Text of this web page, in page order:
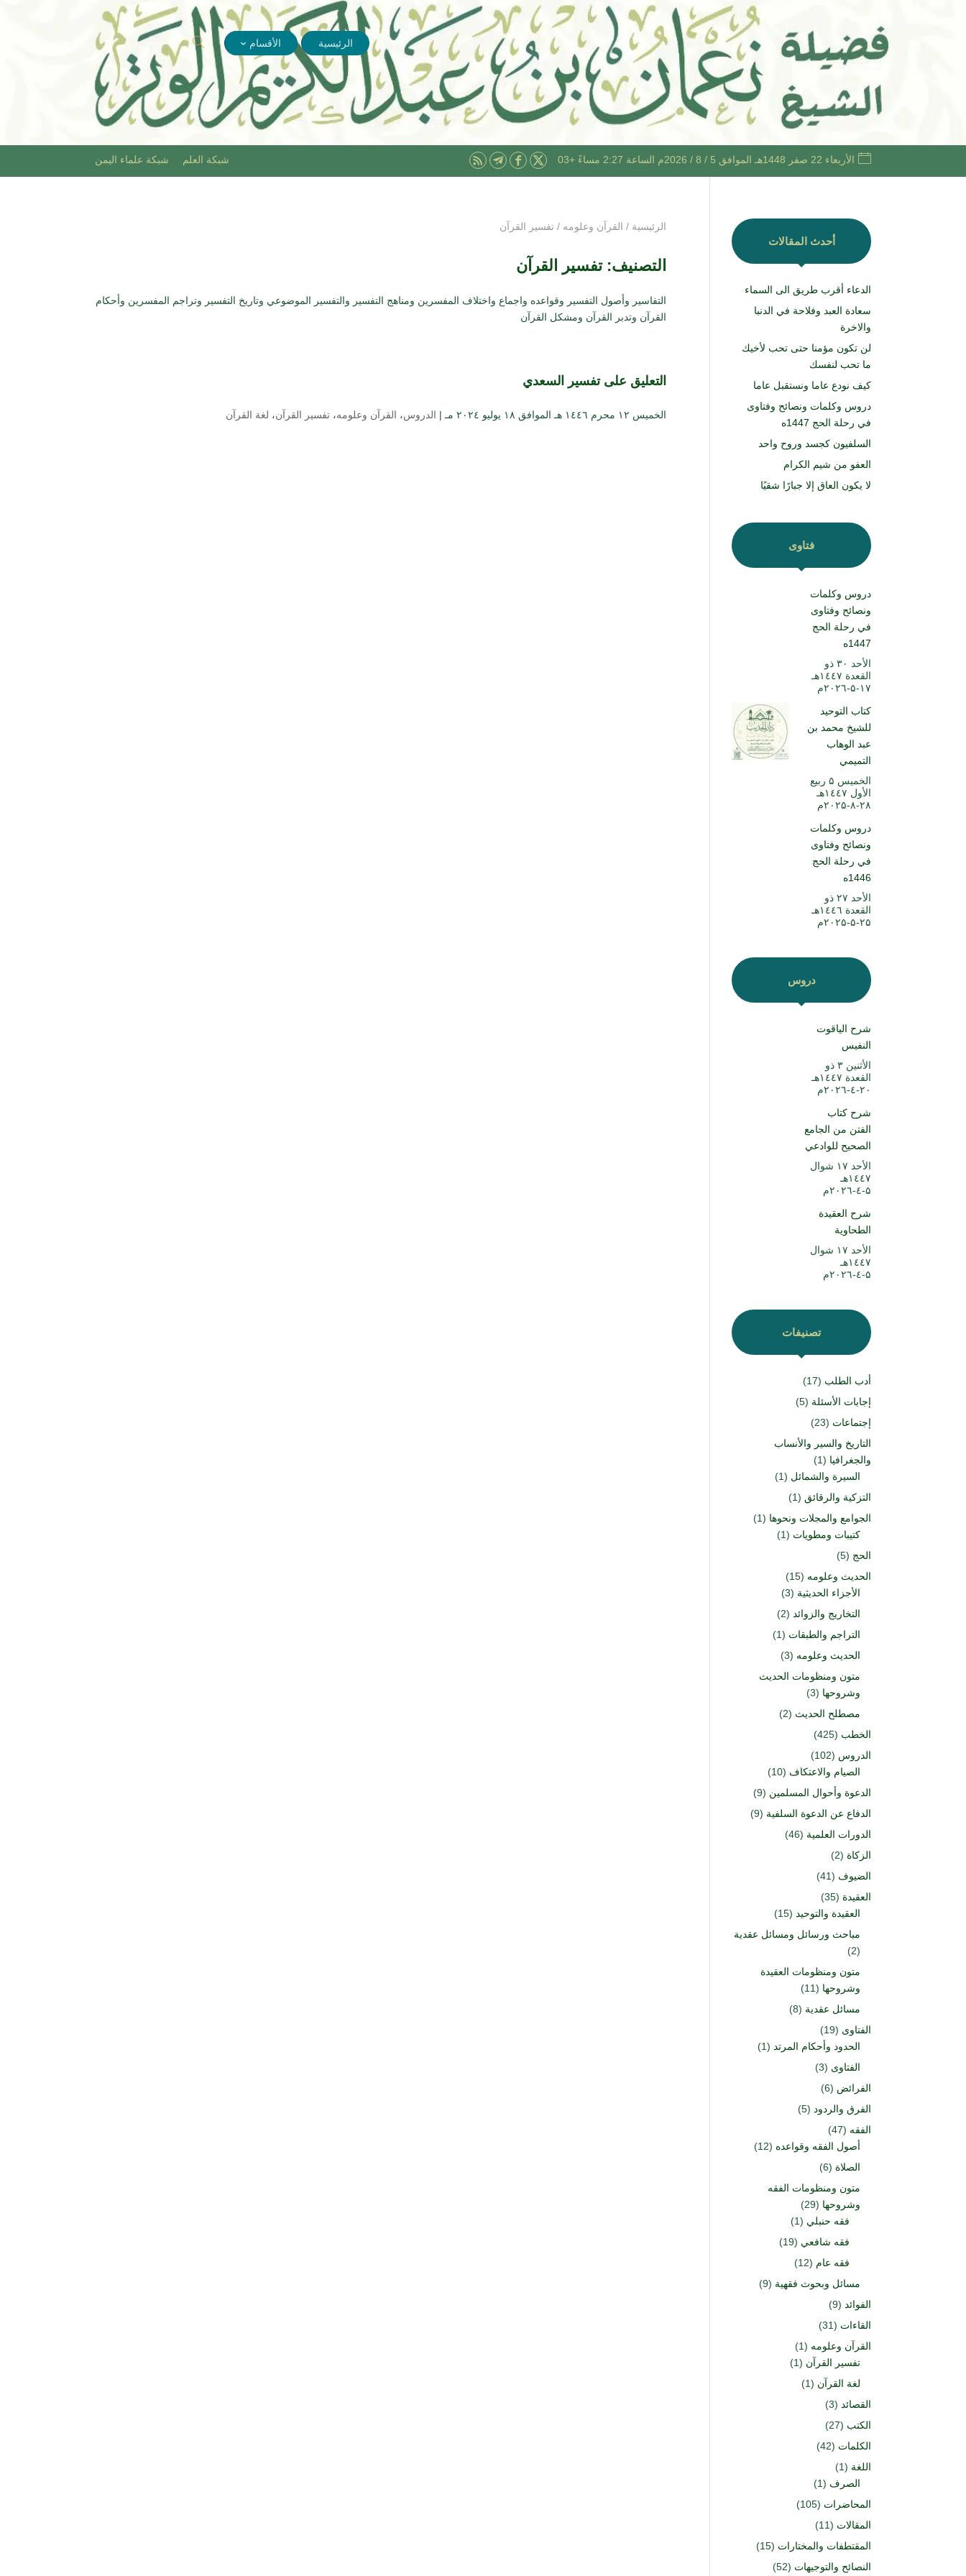
الرئيسية الأقسام
الأربعاء 22 صفر 1448هـ الموافق 5 / 8 / 2026م الساعة 2:27 مساءً +03 شبكة العلم شبكة علماء اليمن
الرئيسية / القرآن وعلومه / تفسير القرآن
التصنيف:تفسير القرآن
التفاسير وأصول التفسير وقواعده واجماع واختلاف المفسرين ومناهج التفسير والتفسير الموضوعي وتاريخ التفسير وتراجم المفسرين وأحكام
القرآن وتدبر القرآن ومشكل القرآن
التعليق على تفسير السعدي
الخميس ۱۲ محرم ۱٤٤٦ هـ الموافق ۱۸ يوليو ۲۰۲٤ مـ | الدروس، القرآن وعلومه، تفسير القرآن، لغة القرآن
أحدث المقالات
الدعاء أقرب طريق الى السماء
سعادة العبد وفلاحة في الدنبا
والاخرة
لن تكون مؤمنا حتى تحب لأخيك
ما تحب لنفسك
كيف نودع عاما ونستقبل عاما
دروس وكلمات ونصائح وفتاوى
في رحلة الحج 1447ه
السلفيون كجسد وروح واحد
العفو من شيم الكرام
لا يكون العاق إلا جبارًا شقيًا
فتاوى
دروس وكلمات
ونصائح وفتاوى
في رحلة الحج
1447ه
الأحد ۳۰ ذو
القعدة ۱٤٤۷هـ
۱۷-۵-۲۰۲٦م
كتاب التوحيد
للشيخ محمد بن
عبد الوهاب
التميمي
الخميس ۵ ربيع
الأول ۱٤٤۷هـ
۲۸-۸-۲۰۲۵م
دروس وكلمات
ونصائح وفتاوى
في رحلة الحج
1446ه
الأحد ۲۷ ذو
القعدة ۱٤٤٦هـ
۲۵-۵-۲۰۲۵م
دروس
شرح الياقوت
النفيس
الأثنين ۳ ذو
القعدة ۱٤٤۷هـ
۲۰-٤-۲۰۲٦م
شرح كتاب
الفتن من الجامع
الصحيح للوادعي
الأحد ۱۷ شوال
۱٤٤۷هـ
۵-٤-۲۰۲٦م
شرح العقيدة
الطحاوية
الأحد ۱۷ شوال
۱٤٤۷هـ
۵-٤-۲۰۲٦م
تصنيفات
أدب الطلب (17)
إجابات الأسئلة (5)
إجتماعات (23)
التاريخ والسير والأنساب
والجغرافيا (1)
السيرة والشمائل (1)
التزكية والرقائق (1)
الجوامع والمجلات ونحوها (1)
كتيبات ومطويات (1)
الحج (5)
الحديث وعلومه (15)
الأجزاء الحديثية (3)
التخاريج والزوائد (2)
التراجم والطبقات (1)
الحديث وعلومه (3)
متون ومنظومات الحديث
وشروحها (3)
مصطلح الحديث (2)
الخطب (425)
الدروس (102)
الصيام والاعتكاف (10)
الدعوة وأحوال المسلمين (9)
الدفاع عن الدعوة السلفية (9)
الدورات العلمية (46)
الزكاة (2)
الضيوف (41)
العقيدة (35)
العقيدة والتوحيد (15)
مباحث ورسائل ومسائل عقدية
(2)
متون ومنظومات العقيدة
وشروحها (11)
مسائل عقدية (8)
الفتاوى (19)
الحدود وأحكام المرتد (1)
الفتاوى (3)
الفرائض (6)
الفرق والردود (5)
الفقه (47)
أصول الفقه وقواعده (12)
الصلاة (6)
متون ومنظومات الفقه
وشروحها (29)
فقه حنبلي (1)
فقه شافعي (19)
فقه عام (12)
مسائل وبحوث فقهية (9)
الفوائد (9)
القاءات (31)
القرآن وعلومه (1)
تفسير القرآن (1)
لغة القرآن (1)
القصائد (3)
الكتب (27)
الكلمات (42)
اللغة (1)
الصرف (1)
المحاضرات (105)
المقالات (11)
المقتطفات والمختارات (15)
النصائح والتوجيهات (52)